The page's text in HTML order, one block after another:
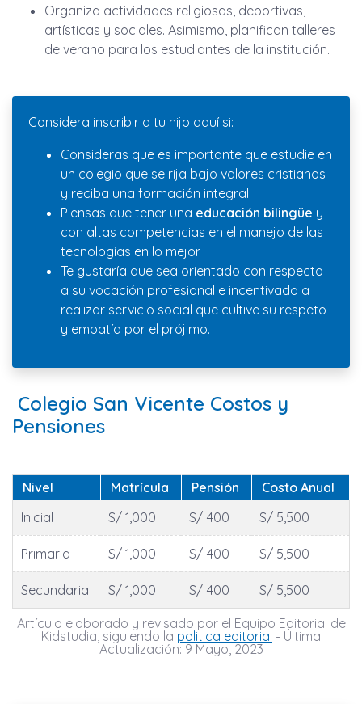
Organiza actividades religiosas, deportivas,
artísticas y sociales. Asimismo, planifican talleres
de verano para los estudiantes de la institución.
Considera inscribir a tu hijo aquí si:
Consideras que es importante que estudie en
un colegio que se rija bajo valores cristianos
y reciba una formación integral
Piensas que tener una educación bilingüe y
con altas competencias en el manejo de las
tecnologías en lo mejor.
Te gustaría que sea orientado con respecto
a su vocación profesional e incentivado a
realizar servicio social que cultive su respeto
y empatía por el prójimo.
Colegio San Vicente Costos y
Pensiones
Nivel Matrícula Pensión
Costo Anual
Inicial
S/ 1,000 S/ 400 S/ 5,500
Primaria S/ 1,000 S/ 400 S/ 5,500
Secundaria S/ 1,000 S/ 400 S/ 5,500
Artículo elaborado y revisado por el Equipo Editorial de
Kidstudia, siguiendo la politica editorial - Última
Actualización: 9 Mayo, 2023